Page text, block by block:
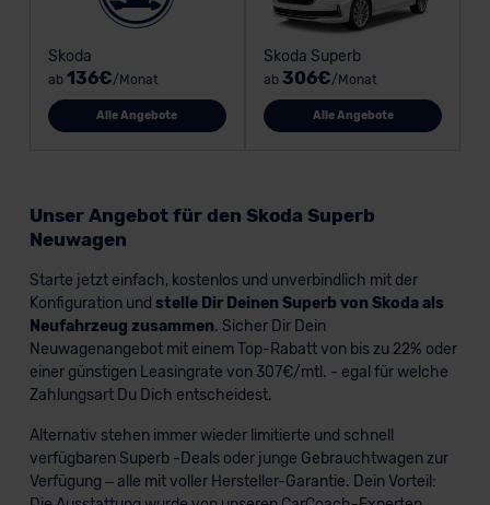
Skoda
ab 136€/Monat
Alle Angebote
Skoda Superb
ab 306€/Monat
Alle Angebote
Unser Angebot für den Skoda Superb
Neuwagen
Starte jetzt einfach, kostenlos und unverbindlich mit der
Konfiguration und stelle Dir Deinen Superb von Skoda als
Neufahrzeug zusammen. Sicher Dir Dein
Neuwagenangebot mit einem Top-Rabatt von bis zu 22% oder
einer günstigen Leasingrate von 307€/mtl. - egal für welche
Zahlungsart Du Dich entscheidest.
Alternativ stehen immer wieder limitierte und schnell
verfügbaren Superb -Deals oder junge Gebrauchtwagen zur
Verfügung – alle mit voller Hersteller-Garantie. Dein Vorteil: